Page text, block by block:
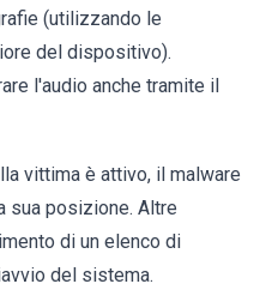
(utilizzando le
del dispositivo).
l'audio anche tramite il
vittima è attivo, il malware
sua posizione. Altre
di un elenco di
del sistema.